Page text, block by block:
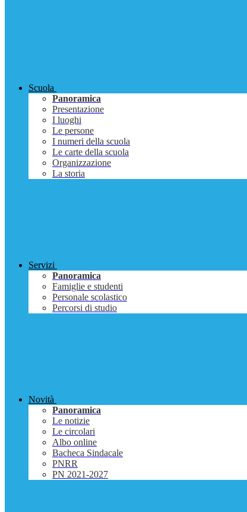
Scuola
Panoramica
Presentazione
I luoghi
Le persone
I numeri della scuola
Le carte della scuola
Organizzazione
La storia
Servizi
Panoramica
Famiglie e studenti
Personale scolastico
Percorsi di studio
Novità
Panoramica
Le notizie
Le circolari
Albo online
Bacheca Sindacale
PNRR
PN 2021-2027